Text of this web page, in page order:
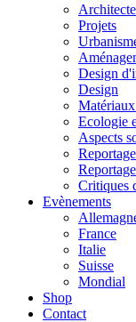
Projets
Design
Design
Ecologie
Aspects
Critiques
Evènements
France
Italie
Suisse
Mondial
Shop
Contact